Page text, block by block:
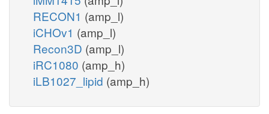
RECON1 (amp_l)
iCHOv1 (amp_l)
Recon3D (amp_l)
iRC1080 (amp_h)
iLB1027_lipid (amp_h)